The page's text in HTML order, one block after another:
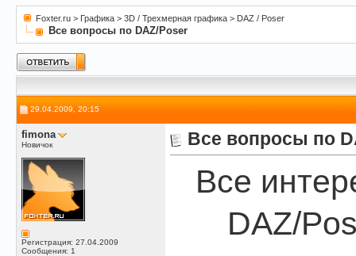
Foxter.ru > Графика > 3D / Трехмерная графика > DAZ / Poser
Все вопросы по DAZ/Poser
29.04.2009, 20:15
fimona
Новичок
Регистрация: 27.04.2009
Сообщения: 1
Все вопросы по
Все
DAZ/